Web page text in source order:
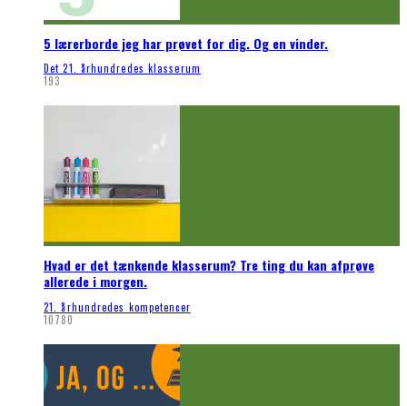
5 lærerborde jeg har prøvet for dig. Og en vinder.
Det 21. århundredes klasserum
193
Hvad er det tænkende klasserum? Tre ting du kan afprøve
allerede i morgen.
21. århundredes kompetencer
10780